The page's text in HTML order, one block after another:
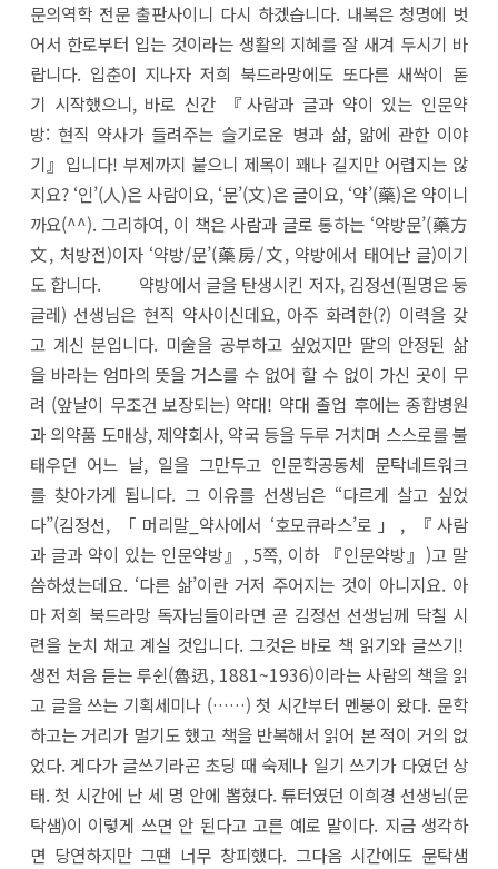
문의역학 전문 출판사이니 다시 하겠습니다. 내복은 청명에 벗
어서 한로부터 입는 것이라는 생활의 지혜를 잘 새겨 두시기 바
랍니다. 입춘이 지나자 저희 북드라망에도 또다른 새싹이 돋
기 시작했으니, 바로 신간 『사람과 글과 약이 있는 인문약
방: 현직 약사가 들려주는 슬기로운 병과 삶, 앎에 관한 이야
기』입니다! 부제까지 붙으니 제목이 꽤나 길지만 어렵지는 않
지요? ‘인’(人)은 사람이요, ‘문’(文)은 글이요, ‘약’(藥)은 약이니
까요(^^). 그리하여, 이 책은 사람과 글로 통하는 ‘약방문’(藥方
文, 처방전)이자 ‘약방/문’(藥房/文, 약방에서 태어난 글)이기
도 합니다. 약방에서 글을 탄생시킨 저자, 김정선(필명은 둥
글레) 선생님은 현직 약사이신데요, 아주 화려한(?) 이력을 갖
고 계신 분입니다. 미술을 공부하고 싶었지만 딸의 안정된 삶
을 바라는 엄마의 뜻을 거스를 수 없어 할 수 없이 가신 곳이 무
려 (앞날이 무조건 보장되는) 약대! 약대 졸업 후에는 종합병원
과 의약품 도매상, 제약회사, 약국 등을 두루 거치며 스스로를 불
태우던 어느 날, 일을 그만두고 인문학공동체 문탁네트워크
를 찾아가게 됩니다. 그 이유를 선생님은 “다르게 살고 싶었
다”(김정선, 「머리말_약사에서 ‘호모큐라스’로」, 『사람
과 글과 약이 있는 인문약방』, 5쪽, 이하 『인문약방』)고 말
씀하셨는데요. ‘다른 삶’이란 거저 주어지는 것이 아니지요. 아
마 저희 북드라망 독자님들이라면 곧 김정선 선생님께 닥칠 시
련을 눈치 채고 계실 것입니다. 그것은 바로 책 읽기와 글쓰기!
생전 처음 듣는 루쉰(魯迅, 1881~1936)이라는 사람의 책을 읽
고 글을 쓰는 기획세미나 (……) 첫 시간부터 멘붕이 왔다. 문학
하고는 거리가 멀기도 했고 책을 반복해서 읽어 본 적이 거의 없
었다. 게다가 글쓰기라곤 초딩 때 숙제나 일기 쓰기가 다였던 상
태. 첫 시간에 난 세 명 안에 뽑혔다. 튜터였던 이희경 선생님(문
탁샘)이 이렇게 쓰면 안 된다고 고른 예로 말이다. 지금 생각하
면 당연하지만 그땐 너무 창피했다. 그다음 시간에도 문탁샘